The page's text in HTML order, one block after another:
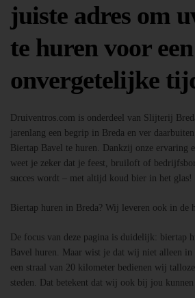
juiste adres om
te huren voor een
onvergetelijke
Druiventros.com is onderdeel van Slijterij
jarenlang een begrip in Breda en ver
Biertap Bavel te huren. Dankzij onze ervaring
weet je zeker dat je feest, bruiloft of
succes wordt – met altijd koud bier in het glas!
Biertap huren in Breda? Wij leveren ook in de
De focus van deze pagina is duidelijk: biertap
Bavel huren. Maar wist je dat wij niet alleen in
een straal van 20 kilometer bedienen wij
steden. Dat betekent dat wij ook bij jou